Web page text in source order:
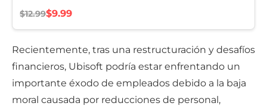
$12.99$9.99
Recientemente, tras una restructuración y desafíos
financieros, Ubisoft podría estar enfrentando un
importante éxodo de empleados debido a la baja
moral causada por reducciones de personal,